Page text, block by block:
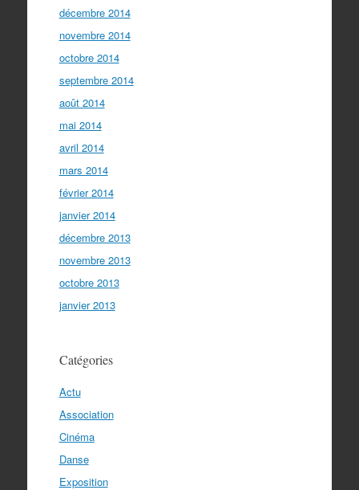
décembre 2014
novembre 2014
octobre 2014
septembre 2014
août 2014
mai 2014
avril 2014
mars 2014
février 2014
janvier 2014
décembre 2013
novembre 2013
octobre 2013
janvier 2013
Catégories
Actu
Association
Cinéma
Danse
Exposition